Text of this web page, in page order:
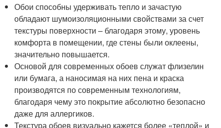
Обои способны удерживать тепло и зачастую
обладают шумоизоляционными свойствами за счет
текстуры поверхности – благодаря этому, уровень
комфорта в помещении, где стены были оклеены,
значительно повышается.
Основой для современных обоев служат флизелин
или бумага, а наносимая на них пена и краска
производятся по современным технологиям,
благодаря чему это покрытие абсолютно безопасно
даже для аллергиков.
Текстура обоев визуально кажется более «теплой» и